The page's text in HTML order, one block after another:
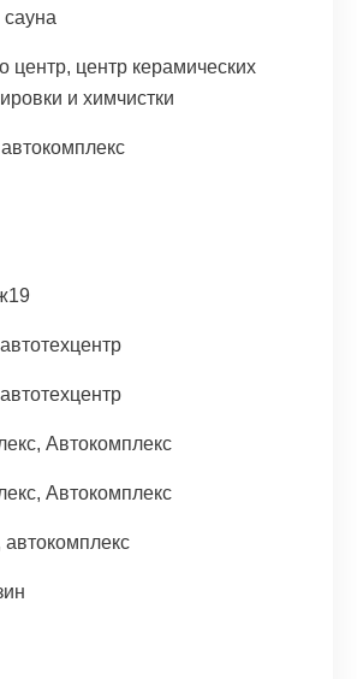
центр, центр керамических
и химчистки
Автокомплекс
Автокомплекс